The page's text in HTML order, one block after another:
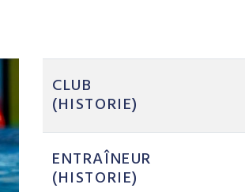
CLUB
(HISTORIE)
ENTRAÎNEUR
(HISTORIE)